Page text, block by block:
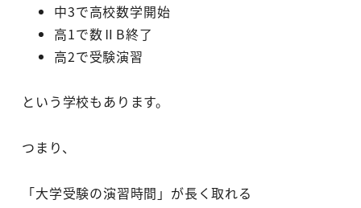
中3で高校数学開始
高1で数ⅡB終了
高2で受験演習
という学校もあります。
つまり、
「大学受験の演習時間」が長く取れる